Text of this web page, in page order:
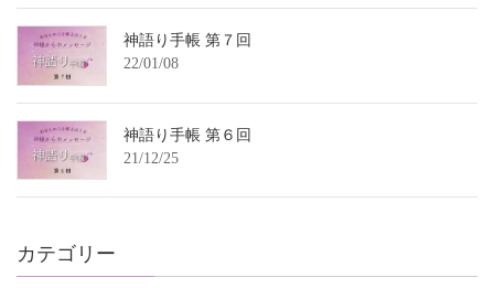
神語り手帳 第７回
22/01/08
神語り手帳 第６回
21/12/25
カテゴリー